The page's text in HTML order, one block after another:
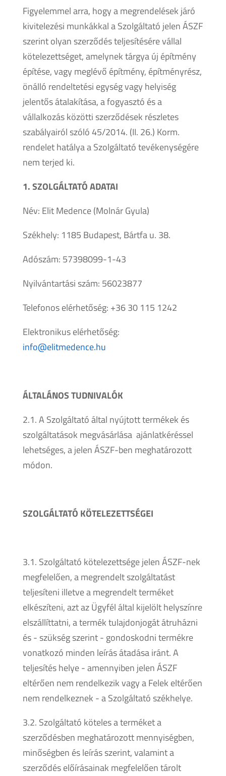
Figyelemmel arra, hogy a megrendelések járó
kivitelezési munkákkal a Szolgáltató jelen ÁSZF
szerint olyan szerződés teljesítésére vállal
kötelezettséget, amelynek tárgya új építmény
építése, vagy meglévő építmény, építményrész,
önálló rendeltetési egység vagy helyiség
jelentős átalakítása, a fogyasztó és a
vállalkozás közötti szerződések részletes
szabályairól szóló 45/2014. (II. 26.) Korm.
rendelet hatálya a Szolgáltató tevékenységére
nem terjed ki.
1. SZOLGÁLTATÓ ADATAI
Név: Elit Medence (Molnár Gyula)
Székhely: 1185 Budapest, Bártfa u. 38.
Adószám: 57398099-1-43
Nyilvántartási szám: 56023877
Telefonos elérhetőség: +36 30 115 1242
Elektronikus elérhetőség:
info@elitmedence.hu
ÁLTALÁNOS TUDNIVALÓK
2.1. A Szolgáltató által nyújtott termékek és
szolgáltatások megvásárlása ajánlatkéréssel
lehetséges, a jelen ÁSZF-ben meghatározott
módon.
SZOLGÁLTATÓ KÖTELEZETTSÉGEI
3.1. Szolgáltató kötelezettsége jelen ÁSZF-nek
megfelelően, a megrendelt szolgáltatást
teljesíteni illetve a megrendelt terméket
elkészíteni, azt az Ügyfél által kijelölt helyszínre
elszállíttatni, a termék tulajdonjogát átruházni
és - szükség szerint - gondoskodni termékre
vonatkozó minden leírás átadása iránt. A
teljesítés helye - amennyiben jelen ÁSZF
eltérően nem rendelkezik vagy a Felek eltérően
nem rendelkeznek - a Szolgáltató székhelye.
3.2. Szolgáltató köteles a terméket a
szerződésben meghatározott mennyiségben,
minőségben és leírás szerint, valamint a
szerződés előírásainak megfelelően tárolt